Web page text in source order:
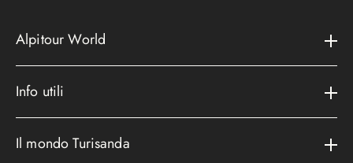
Alpitour World
AWARD
Info utili
Il mondo Turisanda